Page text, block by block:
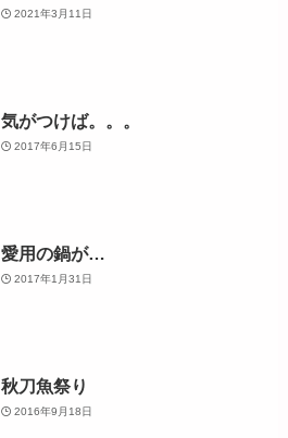
2021年3月11日
気がつけば。。。
2017年6月15日
愛用の鍋が…
2017年1月31日
秋刀魚祭り
2016年9月18日